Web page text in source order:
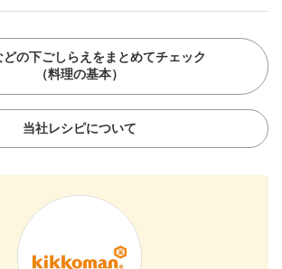
どの下ごしらえをまとめてチェック
（料理の基本）
当社レシピについて